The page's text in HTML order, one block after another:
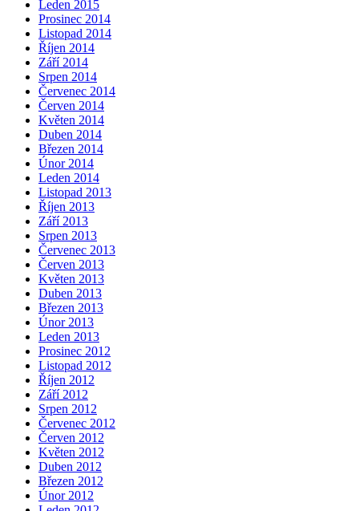
Leden 2015
Prosinec 2014
Listopad 2014
Říjen 2014
Září 2014
Srpen 2014
Červenec 2014
Červen 2014
Květen 2014
Duben 2014
Březen 2014
Únor 2014
Leden 2014
Listopad 2013
Říjen 2013
Září 2013
Srpen 2013
Červenec 2013
Červen 2013
Květen 2013
Duben 2013
Březen 2013
Únor 2013
Leden 2013
Prosinec 2012
Listopad 2012
Říjen 2012
Září 2012
Srpen 2012
Červenec 2012
Červen 2012
Květen 2012
Duben 2012
Březen 2012
Únor 2012